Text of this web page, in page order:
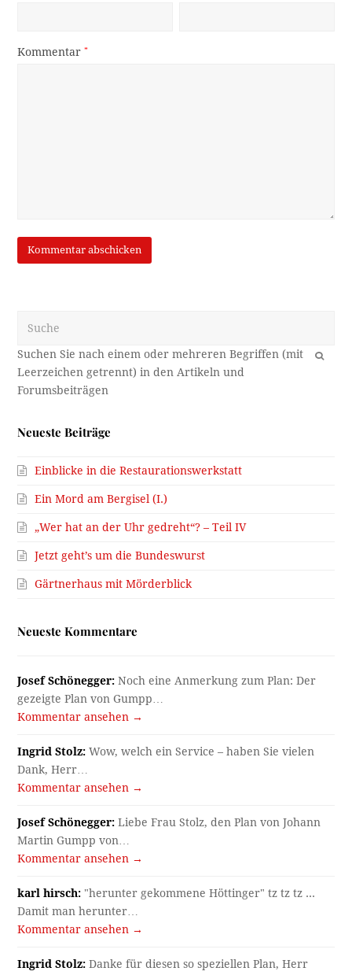
Kommentar*
OK
Neueste Beiträge
Einblicke in die Restaurationswerkstatt
Ein Mord am Bergisel (I.)
„Wer hat an der Uhr gedreht“? – Teil IV
Jetzt geht’s um die Bundeswurst
Gärtnerhaus mit Mörderblick
Neueste Kommentare
Josef Schönegger: Noch eine Anmerkung zum Plan: Der
gezeigte Plan von Gumpp…
Kommentar ansehen →
Ingrid Stolz: Wow, welch ein Service – haben Sie vielen
Dank, Herr…
Kommentar ansehen →
Josef Schönegger: Liebe Frau Stolz, den Plan von Johann
Martin Gumpp von…
Kommentar ansehen →
karl hirsch: "herunter gekommene Höttinger" tz tz tz ...
Damit man herunter…
Kommentar ansehen →
Ingrid Stolz: Danke für diesen so speziellen Plan, Herr